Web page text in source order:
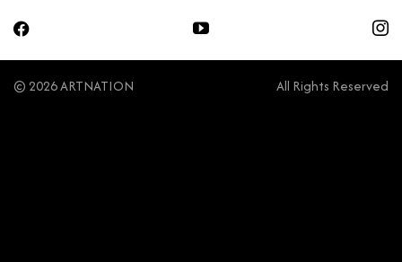
© 2026 ARTNATION All Rights Reserved